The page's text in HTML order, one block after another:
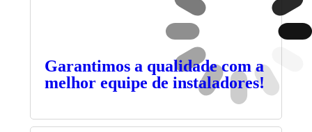
Garantimos a qualidade com a
melhor equipe de instaladores!